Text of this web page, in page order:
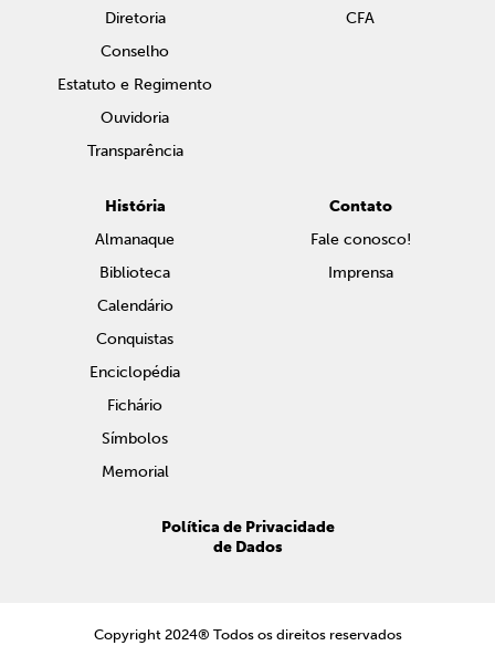
Diretoria
Conselho
Estatuto e Regimento
Ouvidoria
Transparência
CFA
História
Almanaque
Biblioteca
Calendário
Conquistas
Enciclopédia
Fichário
Símbolos
Memorial
Contato
Fale conosco!
Imprensa
Política de Privacidade
de Dados
Copyright 2024® Todos os direitos reservados